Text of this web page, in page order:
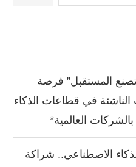
المستقبل” فرصة
الناشئة في قطاعات الذكاء
العالمية*
الاصطناعي.. شراكة